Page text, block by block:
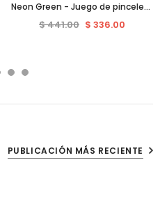
Neon Green - Juego de pinceles para ojos de 15 piezas
$ 441.00 $ 336.00
PUBLICACIÓN MÁS RECIENTE